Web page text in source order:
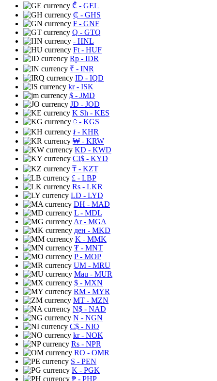
₾ - GEL
₵ - GHS
₣ - GNF
Q - GTQ
- HNL
Ft - HUF
Rp - IDR
₹ - INR
ID - IQD
kr- ISK
$ - JMD
JD - JOD
K Sh - KES
⃀ - KGS
៛ - KHR
₩ - KRW
KD - KWD
CI$ - KYD
₸ - KZT
£ - LBP
Rs - LKR
LD - LYD
DH - MAD
L - MDL
Ar- MGA
ден - MKD
K - MMK
₮ - MNT
P- MOP
UM - MRU
Mau - MUR
$ - MXN
RM - MYR
MT - MZN
N$ - NAD
N - NGN
C$ - NIO
kr- NOK
Rs - NPR
RO - OMR
S - PEN
K - PGK
₱ - PHP